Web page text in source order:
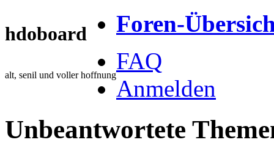
hdoboard
alt, senil und voller hoffnung
Foren-
FAQ
Anmelden
Unbeantwortete